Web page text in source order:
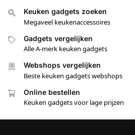
Keuken gadgets zoeken
Megaveel keukenaccessoires
Gadgets vergelijken
Alle A-merk keuken gadgets
Webshops vergelijken
Beste keuken gadgets webshops
Online bestellen
Keuken gadgets voor lage prijzen